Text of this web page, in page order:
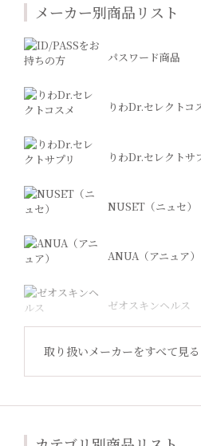
メーカー別商品リスト
パスワード商品
りわDr.セレクトコ
りわDr.セレクトサ
NUSET（ニュセ）
ANUA（アニュア）
ゼオスキンヘルス
Revision Skincare
ジャンマリーニ
取り扱いメーカーをすべて見る